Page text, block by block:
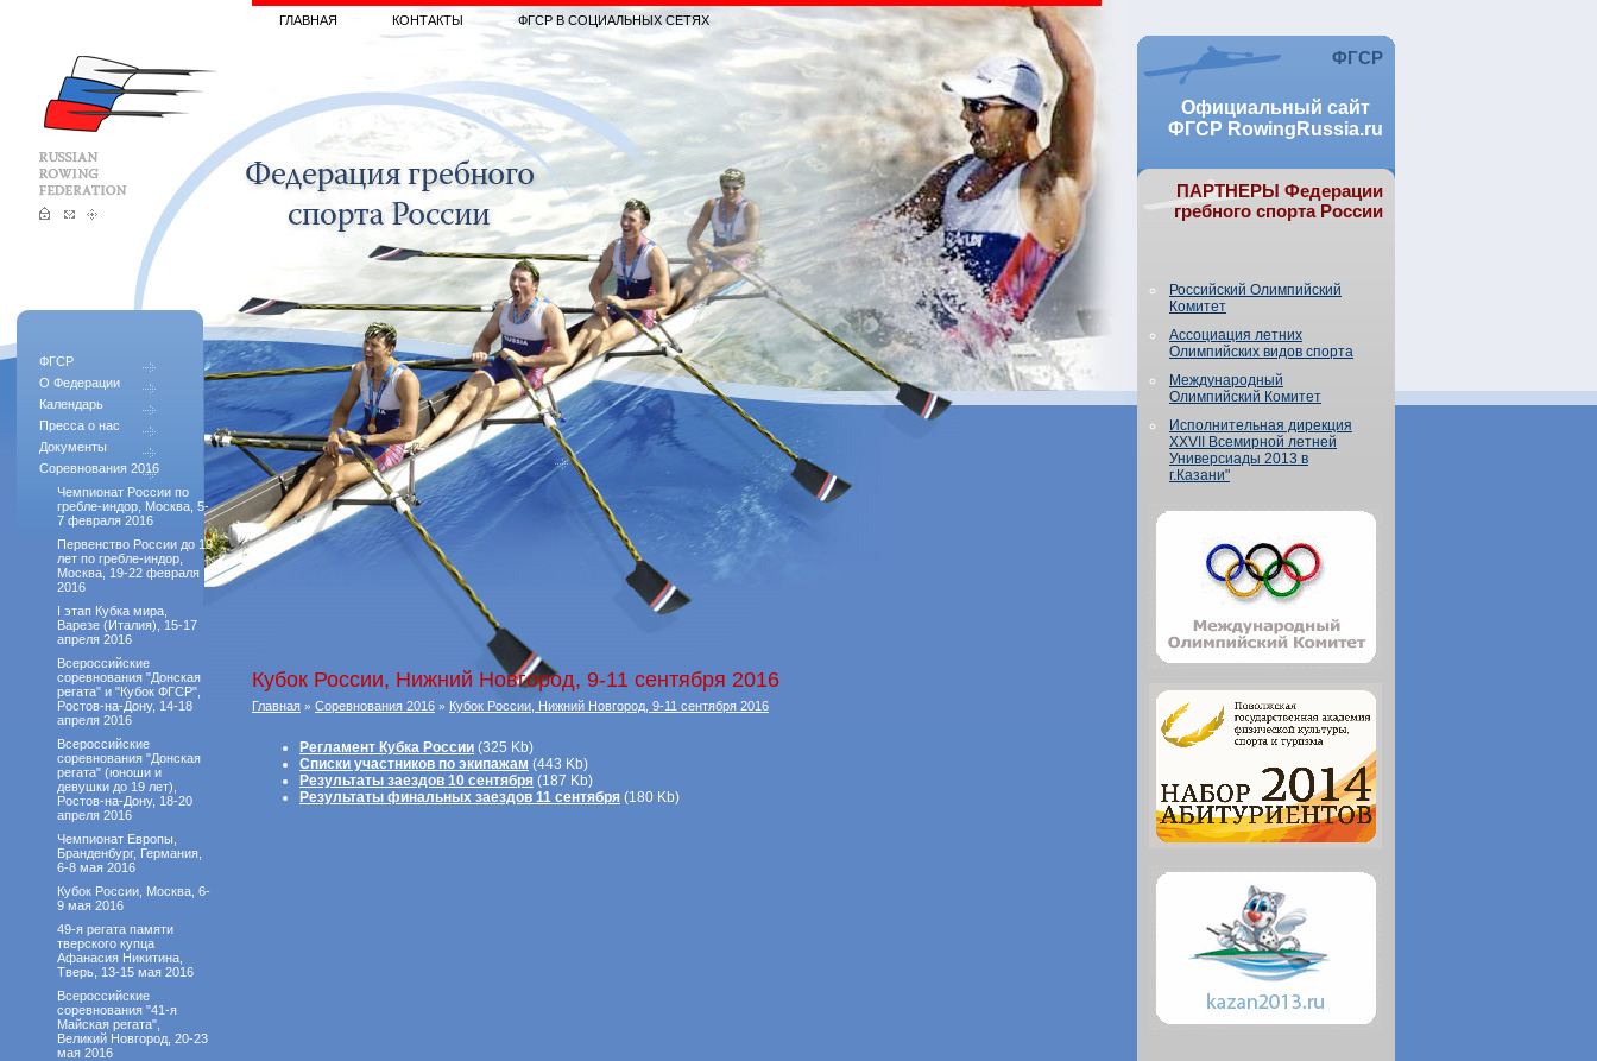
ФГСР
О Федерации
Календарь
Пресса о нас
Документы
Соревнования 2016
Чемпионат России по
гребле-индор, Москва, 5-
7 февраля 2016
Первенство России до 19
лет по гребле-индор,
Москва, 19-22 февраля
2016
I этап Кубка мира,
Варезе (Италия), 15-17
апреля 2016
Всероссийские
соревнования "Донская
регата" и "Кубок ФГСР",
Ростов-на-Дону, 14-18
апреля 2016
Всероссийские
соревнования "Донская
регата" (юноши и
девушки до 19 лет),
Ростов-на-Дону, 18-20
апреля 2016
Чемпионат Европы,
Бранденбург, Германия,
6-8 мая 2016
Кубок России, Москва, 6-
9 мая 2016
49-я регата памяти
тверского купца
Афанасия Никитина,
Тверь, 13-15 мая 2016
Всероссийские
соревнования "41-я
Майская регата",
Великий Новгород, 20-23
мая 2016
ГЛАВНАЯ КОНТАКТЫ ФГСР В СОЦИАЛЬНЫХ СЕТЯХ
Кубок России, Нижний Новгород, 9-11 сентября 2016
Главная » Соревнования 2016 » Кубок России, Нижний Новгород, 9-11 сентября 2016
Регламент Кубка России (325 Kb)
Списки участников по экипажам (443 Kb)
Результаты заездов 10 сентября (187 Kb)
Результаты финальных заездов 11 сентября (180 Kb)
ФГСР
Официальный сайт
ФГСР RowingRussia.ru
ПАРТНЕРЫ Федерации
гребного спорта России
Российский Олимпийский
Комитет
Ассоциация летних
Олимпийских видов спорта
Международный
Олимпийский Комитет
Исполнительная дирекция
XXVII Всемирной летней
Универсиады 2013 в
г.Казани"